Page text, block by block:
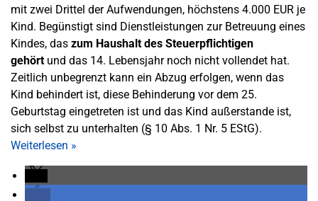
mit zwei Drittel der Aufwendungen, höchstens 4.000 EUR je
Kind. Begünstigt sind Dienstleistungen zur Betreuung eines
Kindes, das zum Haushalt des Steuerpflichtigen
gehörtund das 14. Lebensjahr noch nicht vollendet hat.
Zeitlich unbegrenzt kann ein Abzug erfolgen, wenn das
Kind behindert ist, diese Behinderung vor dem 25.
Geburtstag eingetreten ist und das Kind außerstande ist,
sich selbst zu unterhalten (§ 10 Abs. 1 Nr. 5 EStG).
Weiterlesen »